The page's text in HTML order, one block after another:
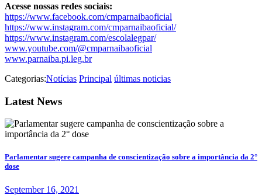
Acesse nossas redes sociais:
https://www.facebook.com/cmparnaibaoficial
https://www.instagram.com/cmparnaibaoficial/
https://www.instagram.com/escolalegpar/
www.youtube.com/@cmparnaibaoficial
www.parnaiba.pi.leg.br
Categorias:Notícias Principal últimas noticias
Latest News
Parlamentar sugere campanha de conscientização sobre a importância da 2°
dose
September 16, 2021